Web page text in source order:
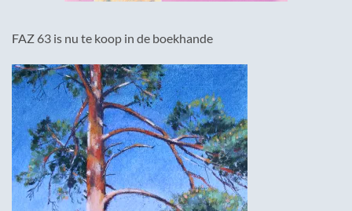
FAZ 63 is nu te koop in de boekhande